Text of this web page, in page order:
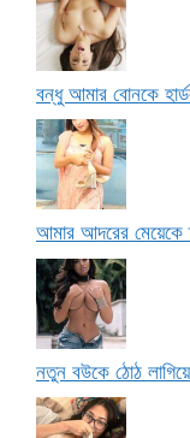
বন্ধু আমার বোনকে
আমার আদরের মেয়েকে
নতুন বউকে ঠোঠ